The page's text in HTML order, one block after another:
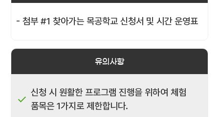
- 첨부 #1 찾아가는 목공학교 신청서 및 시간 운영표
유의사항
신청 시 원활한 프로그램 진행을 위하여 체험
품목은 1가지로 제한합니다.